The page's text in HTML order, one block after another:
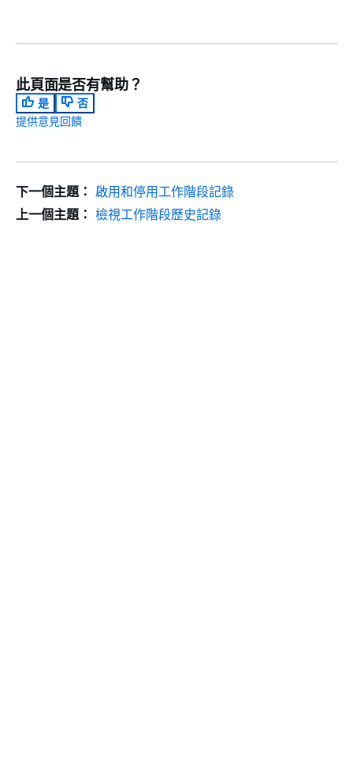
此頁面是否有幫助？
是
否
提供意見回饋
下一個主題： 啟用和停用工作階段記錄
上一個主題： 檢視工作階段歷史記錄